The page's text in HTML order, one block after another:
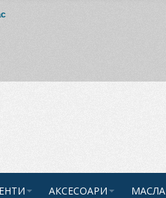
АКСЕСОАРИ МАСЛА